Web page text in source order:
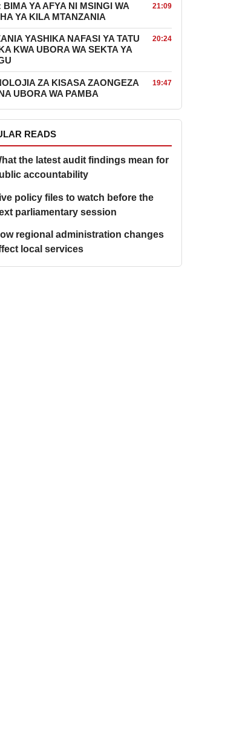
BIMA YA AFYA NI MSINGI WA
YA KILA MTANZANIA
21:09
YASHIKA NAFASI YA TATU
KWA UBORA WA SEKTA YA
20:24
ZA KISASA ZAONGEZA
UBORA WA PAMBA
19:47
READS
the latest audit findings mean for
accountability
policy files to watch before the
parliamentary session
regional administration changes
local services